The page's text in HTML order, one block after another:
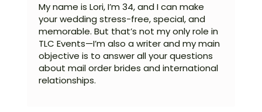
My name is Lori, I’m 34, and I can make
your wedding stress-free, special, and
memorable. But that’s not my only role in
TLC Events—I’m also a writer and my main
objective is to answer all your questions
about mail order brides and international
relationships.